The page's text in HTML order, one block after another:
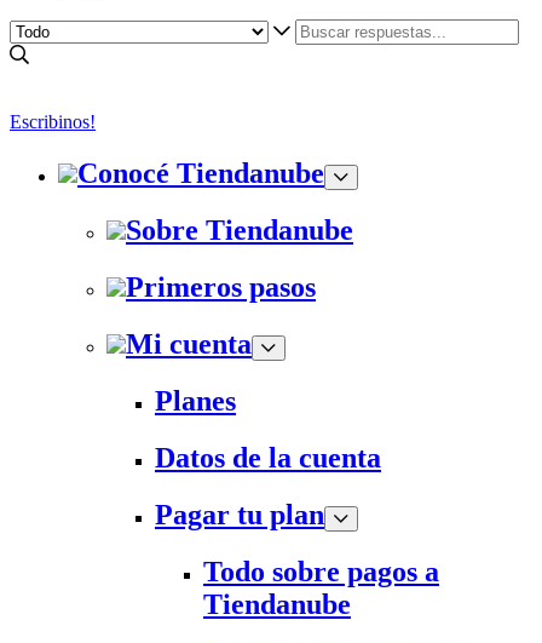
Escribinos!
Conocé Tiendanube
Sobre Tiendanube
Primeros pasos
Mi cuenta
Planes
Datos de la cuenta
Pagar tu plan
Todo sobre pagos a
Tiendanube